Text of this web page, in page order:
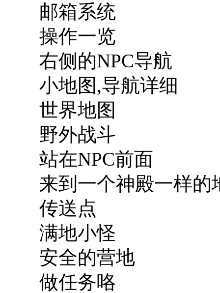
邮箱系统
操作一览
右侧的NPC导航
小地图,导航详细
世界地图
野外战斗
站在NPC前面
来到一个神殿一样的
传送点
满地小怪
安全的营地
做任务咯